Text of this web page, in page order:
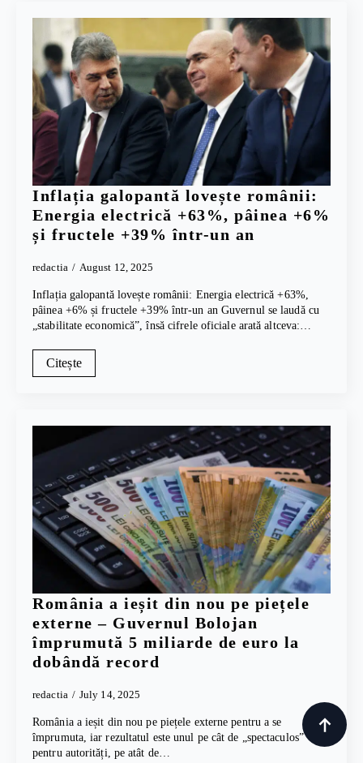
Inflația galopantă lovește românii:
Energia electrică +63%, pâinea +6%
și fructele +39% într-un an
redactia August 12, 2025
Inflația galopantă lovește românii: Energia electrică +63%,
pâinea +6% și fructele +39% într-un an Guvernul se laudă cu
„stabilitate economică”, însă cifrele oficiale arată altceva:…
Citește
România a ieșit din nou pe piețele
externe – Guvernul Bolojan
împrumută 5 miliarde de euro la
dobândă record
redactia July 14, 2025
România a ieșit din nou pe piețele externe pentru a se
împrumuta, iar rezultatul este unul pe cât de „spectaculos”
pentru autorități, pe atât de…